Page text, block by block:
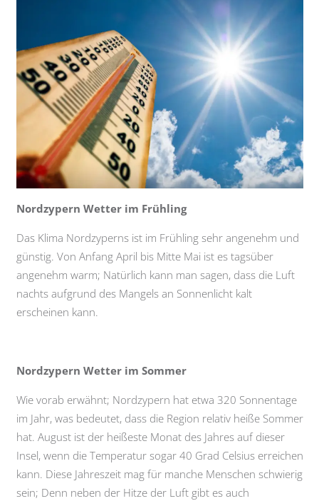
Nordzypern Wetter im Frühling
Das Klima Nordzyperns ist im Frühling sehr angenehm und
günstig. Von Anfang April bis Mitte Mai ist es tagsüber
angenehm warm; Natürlich kann man sagen, dass die Luft
nachts aufgrund des Mangels an Sonnenlicht kalt
erscheinen kann.
Nordzypern Wetter im Sommer
Wie vorab erwähnt; Nordzypern hat etwa 320 Sonnentage
im Jahr, was bedeutet, dass die Region relativ heiße Sommer
hat. August ist der heißeste Monat des Jahres auf dieser
Insel, wenn die Temperatur sogar 40 Grad Celsius erreichen
kann. Diese Jahreszeit mag für manche Menschen schwierig
sein; Denn neben der Hitze der Luft gibt es auch